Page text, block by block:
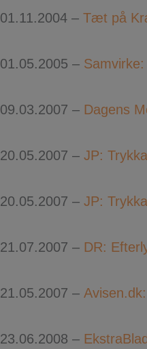
01.11.2004 – Tæt på
01.05.2005 –
09.03.2007 – Dagens
20.05.2007 – JP:
20.05.2007 – JP:
21.07.2007 – DR:
21.05.2007 –
23.06.2008 –